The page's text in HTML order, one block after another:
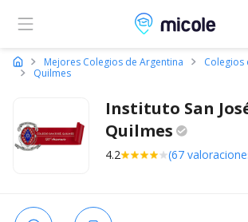
Micole, buscador
Mejores Colegios de Argentina
Colegios
Quilmes
Instituto San
Quilmes
4.2 (67